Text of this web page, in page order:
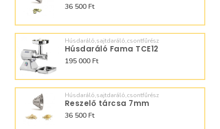
36 500 Ft
Húsdaráló,sajtdaráló,csontfűrész
Húsdaráló Fama TCE12
195 000 Ft
Húsdaráló,sajtdaráló,csontfűrész
Reszelő tárcsa 7mm
36 500 Ft